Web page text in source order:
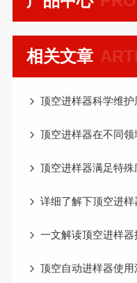
相关文章
顶空进样器科学维
顶空进样器在不同
顶空进样器满足特殊
详细了解下顶空进
一文解读顶空进样
顶空自动进样器使用